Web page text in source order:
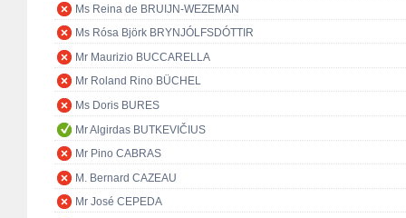
Ms Reina de BRUIJN-WEZEMAN
Ms Rósa Björk BRYNJÓLFSDÓTTIR
Mr Maurizio BUCCARELLA
Mr Roland Rino BÜCHEL
Ms Doris BURES
Mr Algirdas BUTKEVIČIUS
Mr Pino CABRAS
M. Bernard CAZEAU
Mr José CEPEDA